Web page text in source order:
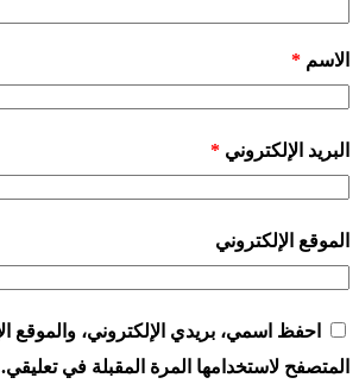
الاسم *
البريد الإلكتروني *
الموقع الإلكتروني
احفظ اسمي، بريدي الإلكتروني، والموقع
المتصفح لاستخدامها المرة المقبلة في تعليقي.